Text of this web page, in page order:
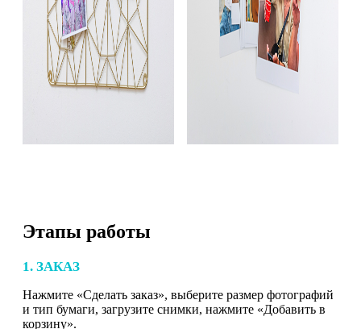
Этапы работы
1. ЗАКАЗ
Нажмите «Сделать заказ», выберите размер фотографий
и тип бумаги, загрузите снимки, нажмите «Добавить в
корзину».